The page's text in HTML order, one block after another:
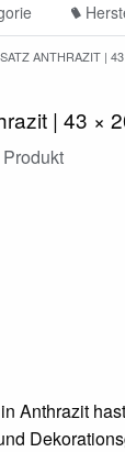
ANTHRAZIT |
| 43 ×
Anthrazit